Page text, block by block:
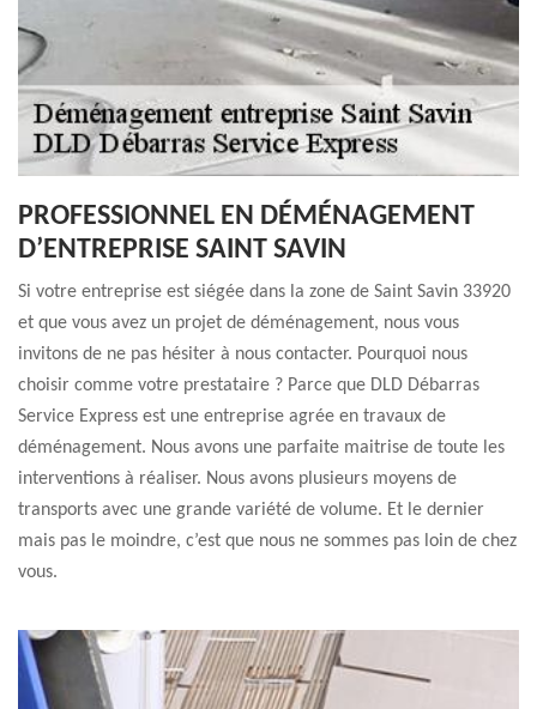
PROFESSIONNEL EN DÉMÉNAGEMENT
D’ENTREPRISE SAINT SAVIN
Si votre entreprise est siégée dans la zone de Saint Savin 33920
et que vous avez un projet de déménagement, nous vous
invitons de ne pas hésiter à nous contacter. Pourquoi nous
choisir comme votre prestataire ? Parce que DLD Débarras
Service Express est une entreprise agrée en travaux de
déménagement. Nous avons une parfaite maitrise de toute les
interventions à réaliser. Nous avons plusieurs moyens de
transports avec une grande variété de volume. Et le dernier
mais pas le moindre, c’est que nous ne sommes pas loin de chez
vous.